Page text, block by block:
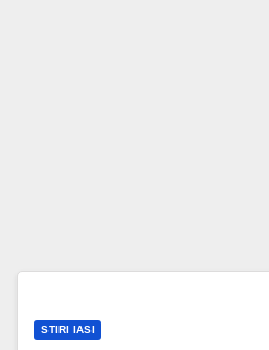
STIRI IASI